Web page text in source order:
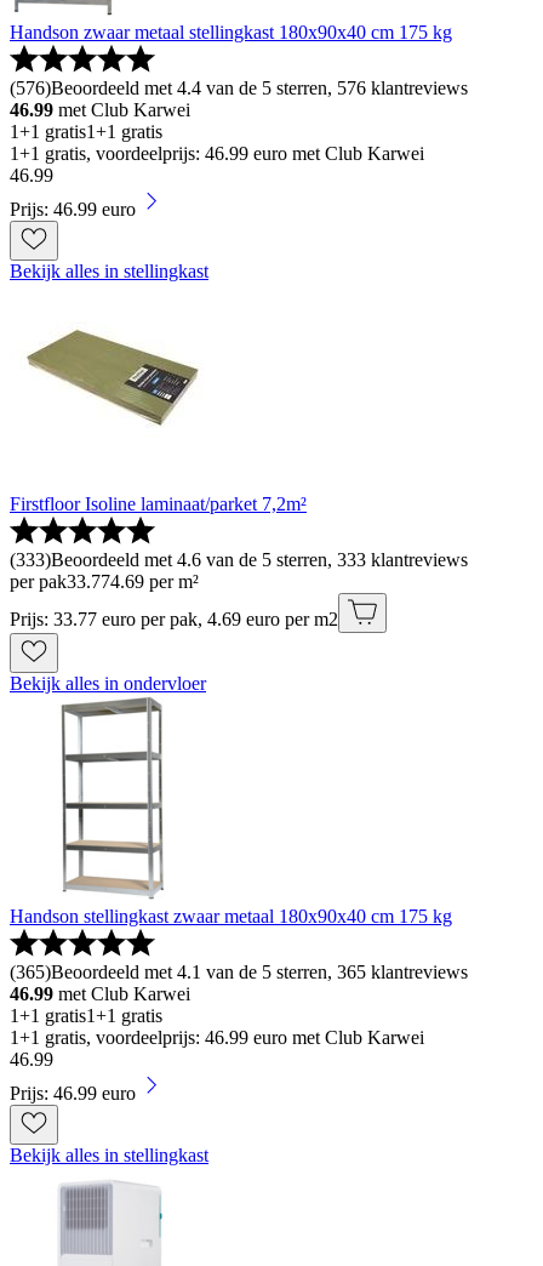
Handson zwaar metaal stellingkast 180x90x40 cm 175 kg
(576)Beoordeeld met 4.4 van de 5 sterren, 576 klantreviews
46.99 met Club Karwei
1+1 gratis1+1 gratis
1+1 gratis, voordeelprijs: 46.99 euro met Club Karwei
46.99
Prijs: 46.99 euro
Bekijk alles in stellingkast
Firstfloor Isoline laminaat/parket 7,2m²
(333)Beoordeeld met 4.6 van de 5 sterren, 333 klantreviews
per pak33.774.69 per m²
Prijs: 33.77 euro per pak, 4.69 euro per m2
Bekijk alles in ondervloer
Handson stellingkast zwaar metaal 180x90x40 cm 175 kg
(365)Beoordeeld met 4.1 van de 5 sterren, 365 klantreviews
46.99 met Club Karwei
1+1 gratis1+1 gratis
1+1 gratis, voordeelprijs: 46.99 euro met Club Karwei
46.99
Prijs: 46.99 euro
Bekijk alles in stellingkast